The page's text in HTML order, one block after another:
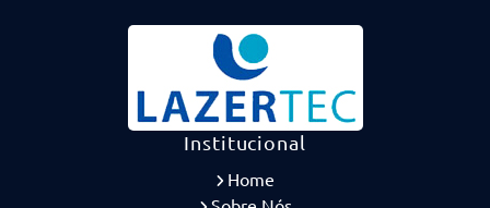
Institucional
Home